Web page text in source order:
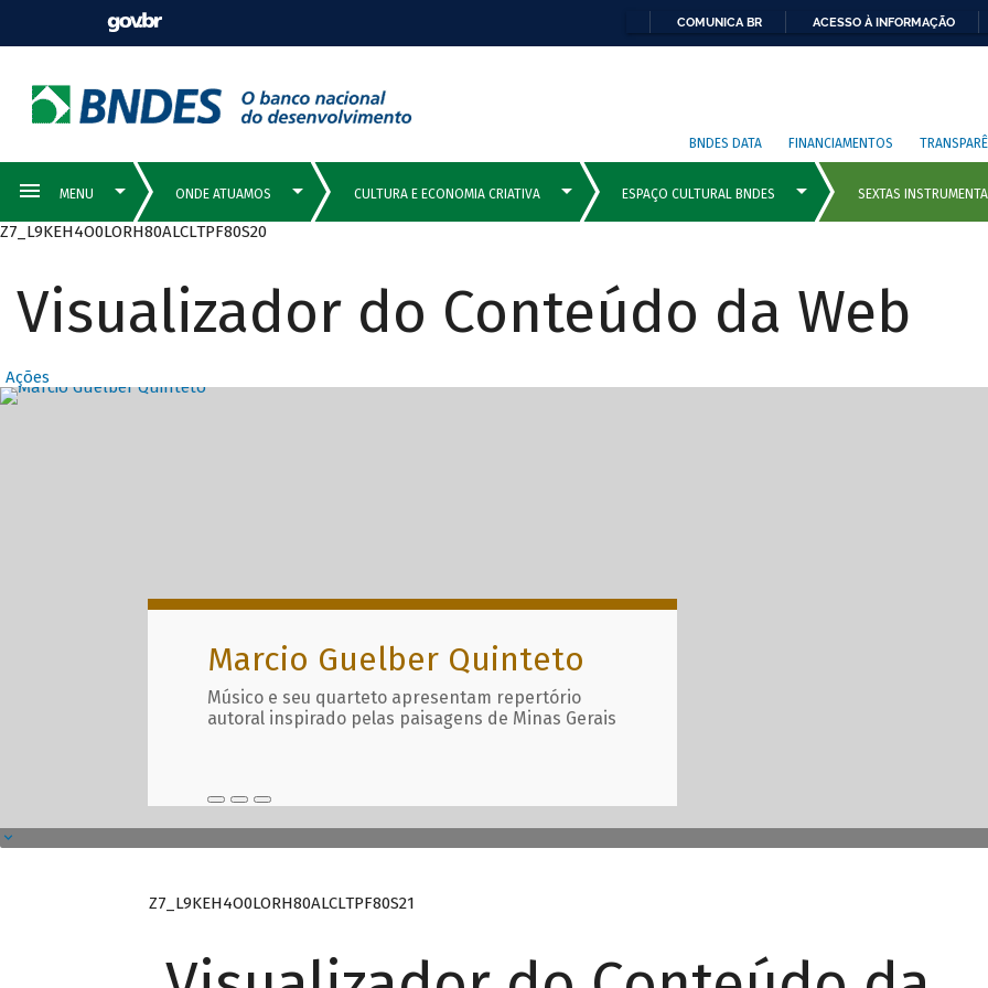
COMUNICA BR ACESSO À INFORMAÇÃO
BNDES DATA FINANCIAMENTOS
Z7_L9KEH4O0LORH80ALCLTPF80S20
Visualizador do Conteúdo da Web
Ações
Destaques Principais com
Marcio Guelber Quinteto
Músico e seu quarteto apresentam repertório
autoral inspirado pelas paisagens de Minas Gerais
Z7_L9KEH4O0LORH80ALCLTPF80S21